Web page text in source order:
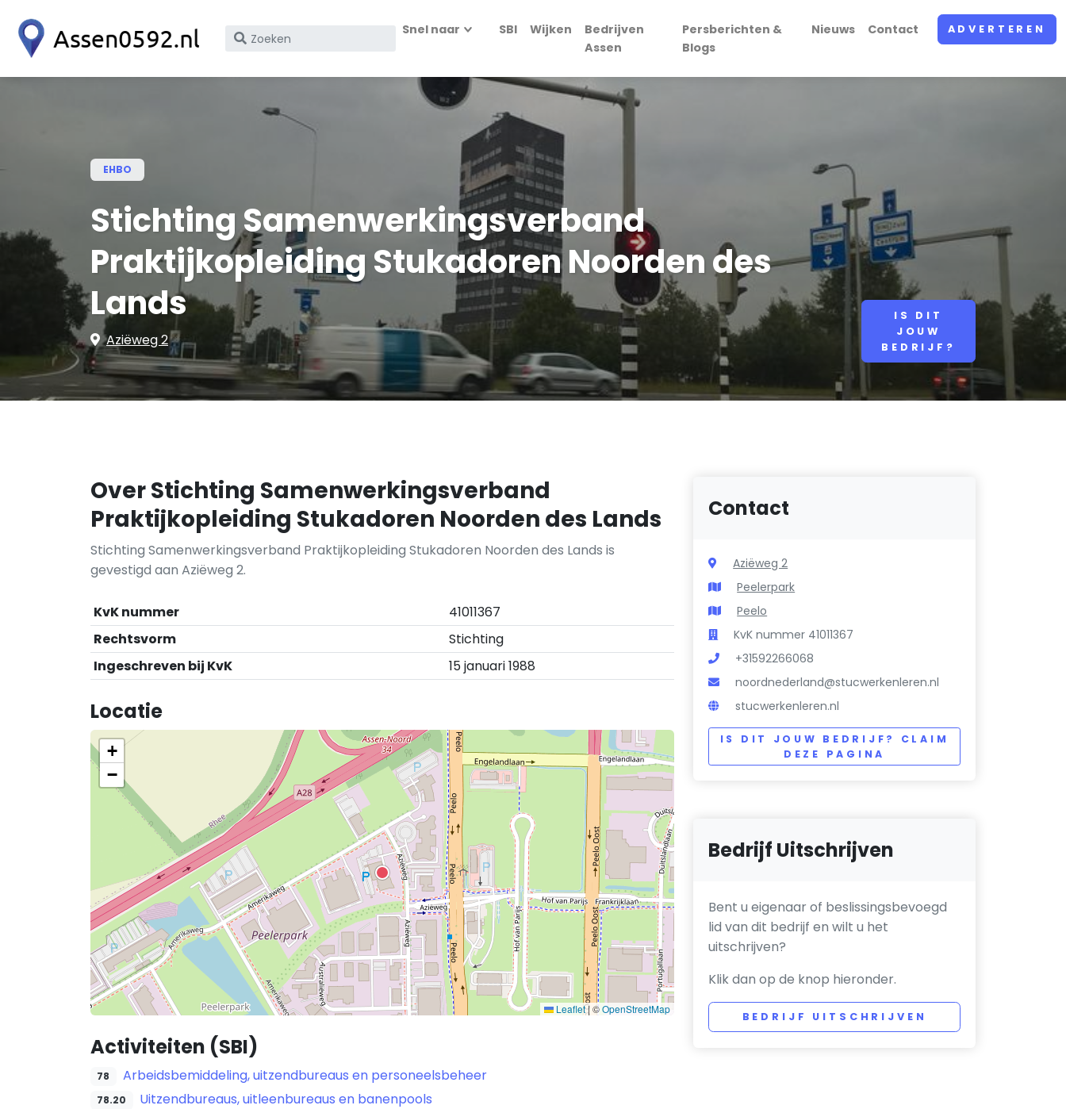
Zoek
bedrijfsnaam
KvK
Snel naar SBI Wijken
Bedrijven
Assen
Persberichten &
Blogs
Nieuws Contact ADVERTEREN
EHBO
Stichting Samenwerkingsverband
Praktijkopleiding Stukadoren Noorden des
Lands
Aziëweg 2
IS DIT
JOUW
BEDRIJF?
Over Stichting Samenwerkingsverband
Praktijkopleiding Stukadoren Noorden des Lands
Stichting Samenwerkingsverband Praktijkopleiding Stukadoren Noorden des Lands is
gevestigd aan Aziëweg 2.
KvK nummer
41011367
Rechtsvorm
Stichting
Ingeschreven bij KvK
15 januari 1988
Locatie
+
−
Leaflet|©OpenStreetMap
Activiteiten (SBI)
78 Arbeidsbemiddeling, uitzendbureaus en personeelsbeheer
78.20 Uitzendbureaus, uitleenbureaus en banenpools
Contact
Aziëweg 2
Peelerpark
Peelo
KvK nummer 41011367
+31592266068
noordnederland@stucwerkenleren.nl
stucwerkenleren.nl
IS DIT JOUW BEDRIJF? CLAIM
DEZE PAGINA
Bedrijf Uitschrijven
Bent u eigenaar of beslissingsbevoegd
lid van dit bedrijf en wilt u het
uitschrijven?
Klik dan op de knop hieronder.
BEDRIJF UITSCHRIJVEN